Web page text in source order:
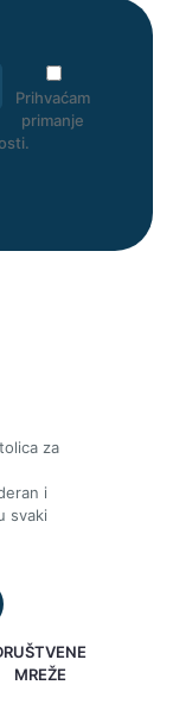
Prihvaćam
primanje
za
i
svaki
MREŽE